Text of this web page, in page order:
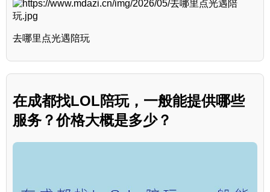
去哪里点光遇陪玩
在成都找LOL陪玩，一般能提供哪些
服务？价格大概是多少？